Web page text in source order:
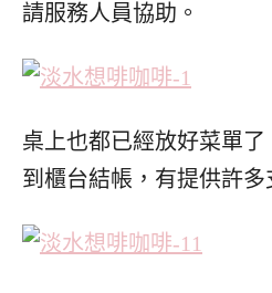
請服務人員協助。
桌上也都已經放好菜單
到櫃台結帳，有提供許多